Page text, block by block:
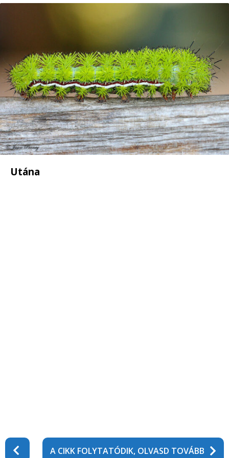
Utána
P A CIKK FOLYTATÓDIK, OLVASD TOVÁBB